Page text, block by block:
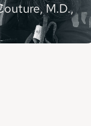
M.D.,
membre du